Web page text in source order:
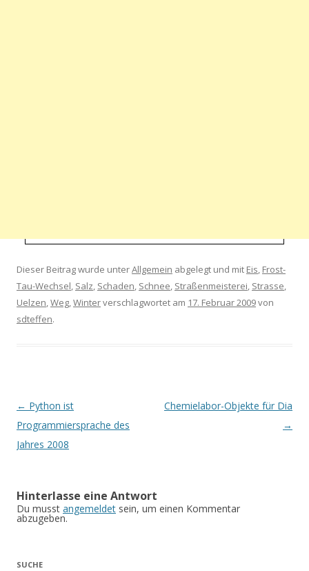
Dieser Beitrag wurde unterAllgemein abgelegt und mit Eis, Frost-
Tau-Wechsel, Salz, Schaden, Schnee, Straßenmeisterei, Strasse,
Uelzen,Weg,Winterverschlagwortet am 17. Februar 2009von
sdteffen.
Artikel-Navigation
← Python ist
Programmiersprache des
Jahres 2008
Chemielabor-Objekte für Dia
→
Hinterlasse eine Antwort
Du musst angemeldet sein, um einen Kommentar
abzugeben.
SUCHE